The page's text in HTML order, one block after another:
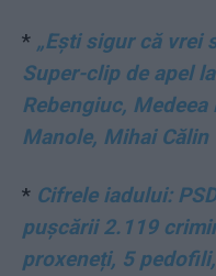
* „Eşti sigur că vrei
Super-clip de apel
Rebengiuc,
Manole, Mihai Călin
* Cifrele iadului:
pușcării 2.119
proxeneți, 5